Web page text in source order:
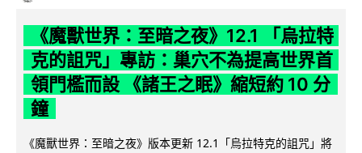
《魔獸世界：至暗之夜》12.1 「烏拉特
克的詛咒」專訪：巢穴不為提高世界首
領門檻而設 《諸王之眠》縮短約 10 分
鐘
《魔獸世界：至暗之夜》版本更新 12.1「烏拉特克的詛咒」將